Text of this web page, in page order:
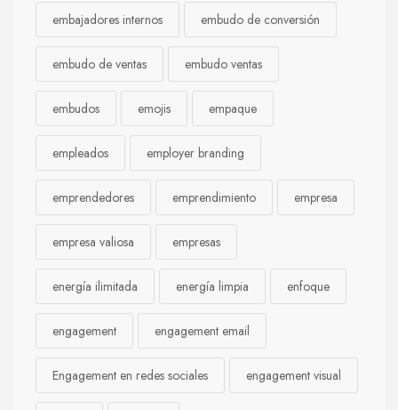
embajadores internos embudo de conversión
embudo de ventas embudo ventas
embudos emojis empaque
empleados employer branding
emprendedores emprendimiento empresa
empresa valiosa empresas
energía ilimitada energía limpia enfoque
engagement engagement email
Engagement en redes sociales engagement visual